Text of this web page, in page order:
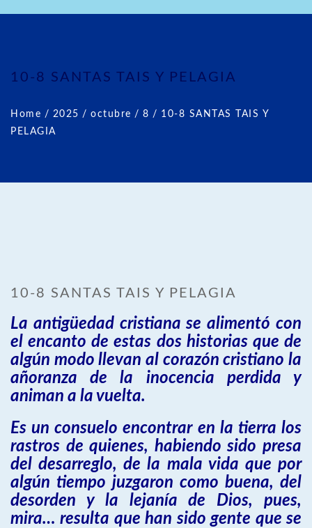
10-8 SANTAS TAIS Y PELAGIA
Home / 2025 / octubre / 8 / 10-8 SANTAS TAIS Y
PELAGIA
10-8 SANTAS TAIS Y PELAGIA
La antigüedad cristiana se alimentó con
el encanto de estas dos historias que de
algún modo llevan al corazón cristiano la
añoranza de la inocencia perdida y
animan a la vuelta.
Es un consuelo encontrar en la tierra los
rastros de quienes, habiendo sido presa
del desarreglo, de la mala vida que por
algún tiempo juzgaron como buena, del
desorden y la lejanía de Dios, pues,
mira… resulta que han sido gente que se